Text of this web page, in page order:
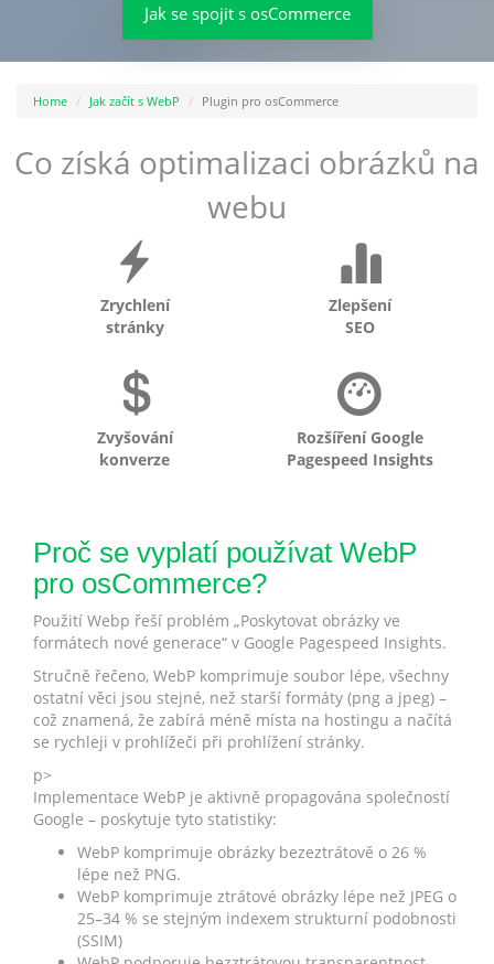
Jak se spojit s osCommerce
Home Jak začít s WebP Plugin pro osCommerce
Co získá optimalizaci obrázků na
webu
Zrychlení
stránky
Zlepšení
SEO
Zvyšování
konverze
Rozšíření Google
Pagespeed Insights
Proč se vyplatí používat WebP
pro osCommerce?
Použití Webp řeší problém „Poskytovat obrázky ve
formátech nové generace“ v Google Pagespeed Insights.
Stručně řečeno, WebP komprimuje soubor lépe, všechny
ostatní věci jsou stejné, než starší formáty (png a jpeg) –
což znamená, že zabírá méně místa na hostingu a načítá
se rychleji v prohlížeči při prohlížení stránky.
p>
Implementace WebP je aktivně propagována společností
Google – poskytuje tyto statistiky:
WebP komprimuje obrázky bezeztrátově o 26 %
lépe než PNG.
WebP komprimuje ztrátové obrázky lépe než JPEG o
25–34 % se stejným indexem strukturní podobnosti
(SSIM)